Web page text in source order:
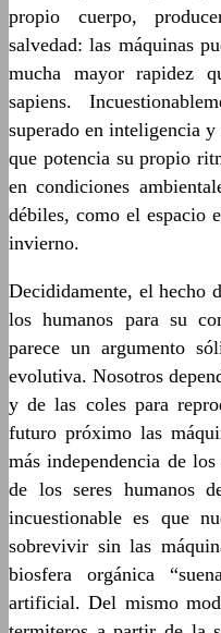
propio cuerpo,
salvedad: las máquinas
mucha mayor rapidez
sapiens.
superado en inteligencia
que potencia su propio
en condiciones
débiles, como el espacio
invierno.
Decididamente, el hecho
los humanos para su
parece un argumento
evolutiva. Nosotros
y de las coles para
futuro próximo las
más independencia de
de los seres humanos
incuestionable es que
sobrevivir sin las
biosfera orgánica
artificial. Del mismo